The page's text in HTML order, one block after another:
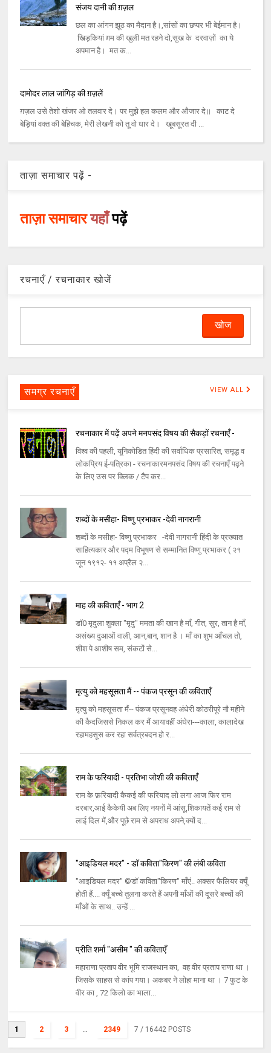
संजय दानी की ग़ज़ल
छल का आंगन झूठ का मैदान है।,सांसों का छप्पर भी बेईमान है।
खिड़कियां ग़म की खुली मत रहने दो,सुख के दरवाज़ों का ये
अपमान है। मत क...
दामोदर लाल जांगिड़ की ग़ज़लें
ग़ज़ल उसे तेशो खंजर ओ तलवार दे। पर मुझे हल कलम और औजार दे॥ काट दे
बेड़ियां वक्‍त की बेहिचक, मेरी लेखनी को तू वो धार दे। खूबसूरत दी ...
ताज़ा समाचार पढ़ें -
ताज़ा समाचारयहाँपढ़ें
रचनाएँ / रचनाकार खोजें
समग्र रचनाएँ VIEW ALL
रचनाकार में पढ़ें अपने मनपसंद विषय की सैकड़ों रचनाएँ -
विश्व की पहली, यूनिकोडित हिंदी की सर्वाधिक प्रसारित, समृद्ध व
लोकप्रिय ई-पत्रिका - रचनाकारमनपसंद विषय की रचनाएँ पढ़ने
के लिए उस पर क्लिक / टैप कर...
शब्दों के मसीहा- विष्णु प्रभाकर -देवी नागरानी
शब्दों के मसीहा- विष्णु प्रभाकर -देवी नागरानी हिंदी के प्रख्यात
साहित्यकार और पद्म विभूषण से सम्मानित विष्णु प्रभाकर ( २१
जून १९१२- ११ अप्रैल २...
माह की कविताएँ - भाग 2
डॉ0 मृदुला शुक्ला "मृदु" ममता की खान है माँ, गीत, सुर, तान है माँ,
असंख्य दुआओं वाली, आन,बान, शान है । माँ का शुभ आँचल तो,
शीश पे आशीष सम, संकटों से...
मृत्यु को महसूसता मैं -- पंकज प्रसून की कविताएँ
मृत्यु को महसूसता मैं-- पंकज प्रसूनवह अंधेरी कोठरीपूरे नौ महीने
की कैदजिससे निकल कर मैं आयावहीं अंधेरा---काला, कालादेख
रहामहसूस कर रहा सर्वत्रबदन हो र...
राम के फरियादी - प्रतिभा जोशी की कविताएँ
राम के फ़रियादी कैकई की फरियाद लो लगा आज फिर राम
दरबार,आई कैकेयी अब लिए नयनों में आंसू,शिकायतें कई राम से
लाई दिल में,और पूछे राम से अपराध अपने,क्यों द...
"आइडियल मदर" - डॉ कविता"किरण" की लंबी कविता
"आइडियल मदर" ©डॉ कविता"किरण" माँएं.. अक्सर फैलियर क्यूँ
होती हैं.... क्यूँ बच्चे तुलना करते हैं अपनी माँओं की दूसरे बच्चों की
माँओं के साथ.. उन्हें ...
प्रीति शर्मा "असीम " की कविताएँ
महाराणा प्रताप वीर भूमि राजस्थान का, वह वीर प्रताप राणा था ।
जिसके साहस से कांप गया। अकबर ने लोहा माना था । 7 फुट के
वीर का , 72 किलो का भाला...
1 2 3 ... 2349 7 / 16442 POSTS